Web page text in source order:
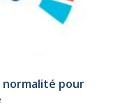
normalité pour